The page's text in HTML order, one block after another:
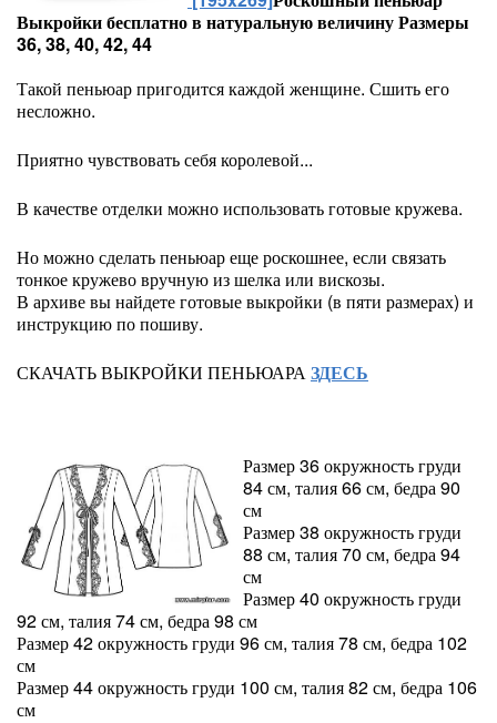
Выкройки бесплатно в натуральную величину Размеры
36, 38, 40, 42, 44
Такой пеньюар пригодится каждой женщине. Сшить его
несложно.
Приятно чувствовать себя королевой...
В качестве отделки можно использовать готовые кружева.
Но можно сделать пеньюар еще роскошнее, если связать
тонкое кружево вручную из шелка или вискозы.
В архиве вы найдете готовые выкройки (в пяти размерах) и
инструкцию по пошиву.
СКАЧАТЬ ВЫКРОЙКИ ПЕНЬЮАРАЗДЕСЬ
Размер 36 окружность груди
84 см, талия 66 см, бедра 90
см
Размер 38 окружность груди
88 см, талия 70 см, бедра 94
см
Размер 40 окружность груди
92 см, талия 74 см, бедра 98 см
Размер 42 окружность груди 96 см, талия 78 см, бедра 102
см
Размер 44 окружность груди 100 см, талия 82 см, бедра 106
см